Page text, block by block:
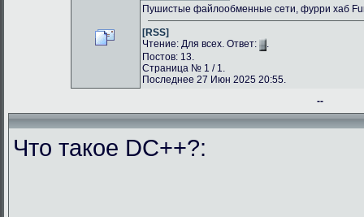
Пушистые файлообменные сети, фурри хаб
[RSS]
Чтение: Для всех. Ответ:
.
Постов: 13.
Страница № 1 / 1.
Последнее 27 Июн 2025 20:55.
--
Что такое DC++?: